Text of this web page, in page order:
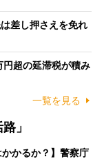
差し押さえを免れ
超の延滞税が積み
一覧を見る
」
かかるか？】警察庁